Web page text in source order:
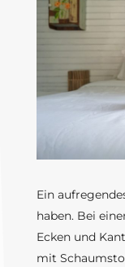
Ein
haben. Bei
Ecken und
mit